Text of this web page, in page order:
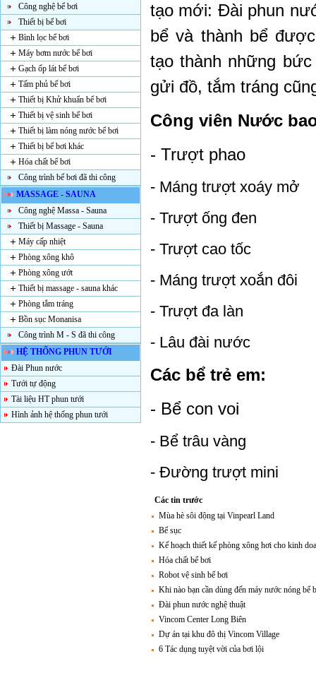
Công nghệ bể bơi
Thiết bị bể bơi
Bình lọc bể bơi
Máy bơm nước bể bơi
Gạch ốp lát bể bơi
Tấm phủ bể bơi
Thiết bị Khử khuẩn bể bơi
Thiết bị vệ sinh bể bơi
Thiết bị làm nóng nước bể bơi
Thiết bị bể bơi khác
Hóa chất bể bơi
Công trình bể bơi đã thi công
MASSAGE - SAUNA
Công nghệ Massa - Sauna
Thiết bị Massage - Sauna
Máy cấp nhiệt
Phòng xông khô
Phòng xông ướt
Thiết bị massage - sauna khác
Phòng tắm tráng
Bồn sục Monanisa
Công trình M - S đã thi công
HỆ THỐNG PHUN TƯỚI
Đài Phun nước
Tưới tự động
Tài liệu HT phun tưới
Hình ảnh hệ thống phun tưới
tạo mới: Đài phun
bể và thành bể
tạo thành những
gửi đồ, tắm tráng
Công viên Nước
- Trượt phao
- Máng trượt xoáy mở
- Trượt ống đen
- Trượt cao tốc
- Máng trượt xoắn đôi
- Trượt đa làn
- Lâu đài nước
Các bể trẻ em:
- Bể con voi
- Bể trâu vàng
- Đường trượt mini
Các tin trước
Mùa hè sôi động tại Vinpearl Land
Bể sục
Kế hoạch thiết kế phòng xông hơi cho kinh
Hóa chất bể bơi
Robot vệ sinh bể bơi
Khi nào bạn cần dùng đến máy nước nóng bể
Đài phun nước nghệ thuật
Vincom Center Long Biên
Dự án tại khu đô thị Vincom Village
6 Tác dụng tuyệt vời của bơi lội